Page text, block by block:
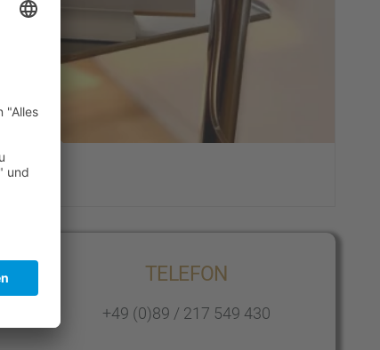
TELEFON
+49 (0)89 / 217 549 430